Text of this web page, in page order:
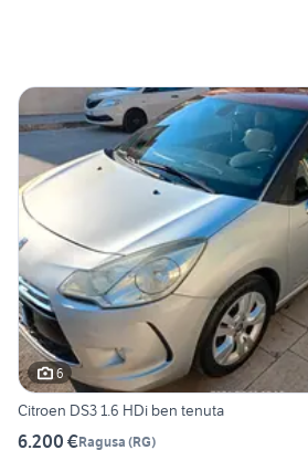
6
Citroen DS3 1.6 HDi ben tenuta
6.200 €Ragusa (RG)